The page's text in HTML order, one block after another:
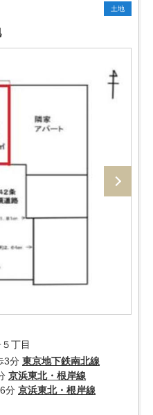
土地
丁目
3分 東京地下鉄南北線
京浜東北・根岸線
分 京浜東北・根岸線